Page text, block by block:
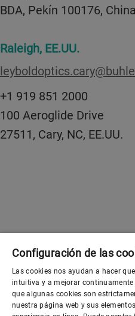
BDA, Pekín 100176, China
Raleigh, EE.UU.
+1 919 851 2000
100 Aeroglide Drive
27511, Cary, NC, EE.UU.
Configuración de las
Las cookies nos ayudan a hacer
intuitiva y a mejorar
que algunas cookies son
nuestra página web y sus